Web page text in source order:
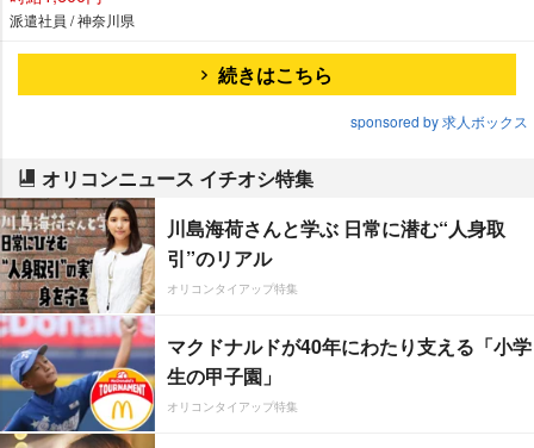
派遣社員 / 神奈川県
続きはこちら
sponsored by 求人ボックス
オリコンニュース イチオシ特集
川島海荷さんと学ぶ 日常に潜む“人身取
引”のリアル
オリコンタイアップ特集
マクドナルドが40年にわたり支える「小学
生の甲子園」
オリコンタイアップ特集